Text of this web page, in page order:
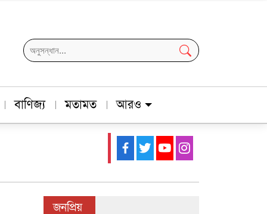
বাণিজ্য মতামত আরও
জনপ্রিয়